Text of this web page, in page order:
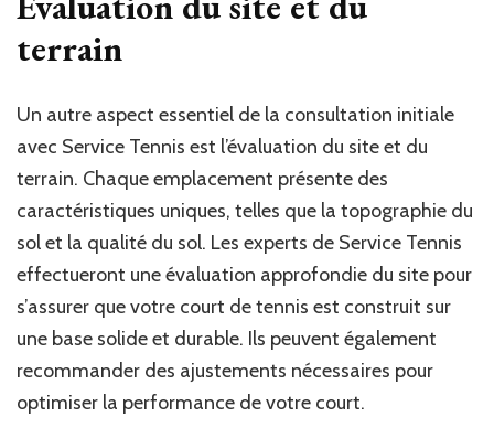
terrain
Un autre aspect essentiel de la consultation initiale
avec Service Tennis est l’évaluation du site et du
terrain. Chaque emplacement présente des
caractéristiques uniques, telles que la topographie du
sol et la qualité du sol. Les experts de Service Tennis
effectueront une évaluation approfondie du site pour
s’assurer que votre court de tennis est construit sur
une base solide et durable. Ils peuvent également
recommander des ajustements nécessaires pour
optimiser la performance de votre court.